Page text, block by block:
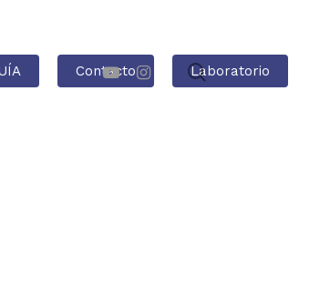
Contacto Laboratorio